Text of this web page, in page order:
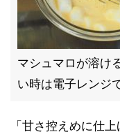
マシュマロが溶け
い時は電子レンジ
「甘さ控えめに仕